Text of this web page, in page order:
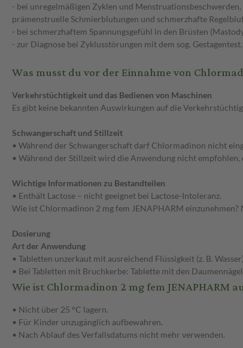
- bei unregelmäßigen Zyklen und
prämenstruelle Schmierblutungen und schmerzhafte
- bei schmerzhaftem Spannungsgefühl in den Brüsten
- zur Diagnose bei Zyklusstörungen mit dem sog. Gestagentest.
Was musst du vor der Einnahme von
Verkehrstüchtigkeit und das Bedienen von Maschinen
Es gibt keine bekannten Auswirkungen auf die
Schwangerschaft und Stillzeit
• Während der Schwangerschaft darf Chlormadinon nicht
• Während der Stillzeit wird die Anwendung nicht empfohlen,
Wichtige Informationen zu Bestandteilen
• Enthält Lactose – nicht geeignet bei Lactose-Intoleranz.
Wie ist Chlormadinon 2 mg fem JENAPHARM
Dosierung
Art der Anwendung
• Tabletten unzerkaut mit ausreichend Flüssigkeit (z. B.
• Bei Tabletten mit Bruchkerbe: Tablette mit den
Wie ist Chlormadinon 2 mg fem JENAPHARM
• Nicht über 25 °C lagern.
• Für Kinder unzugänglich aufbewahren.
• Nach Ablauf des Verfallsdatums nicht mehr verwenden.